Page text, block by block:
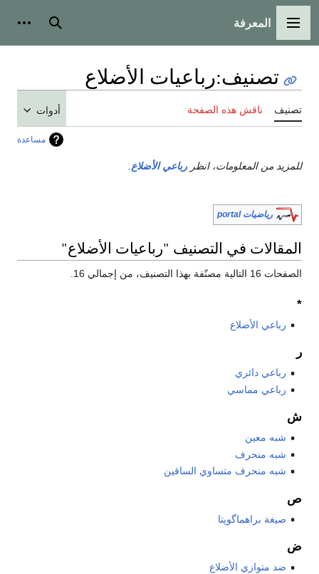
القائمة الرئيسية
المعرفة بحث
تصنيف:رباعيات الأضلاع
تصنيف ناقش هذه الصفحة أدوات
مساعدة
للمزيد من المعلومات، انظر رباعي الأضلاع
رياضيات portal
المقالات في التصنيف "رباعيات الأضلاع"
الصفحات 16 التالية مصنّفة بهذا التصنيف، من إجمالي 16.
*
رباعي الأضلاع
ر
رباعي دائري
رباعي مماسي
ش
شبه معين
شبه منحرف
شبه منحرف متساوي الساقين
ص
صيغة براهماگوپتا
ض
ضد متوازي الأضلاع